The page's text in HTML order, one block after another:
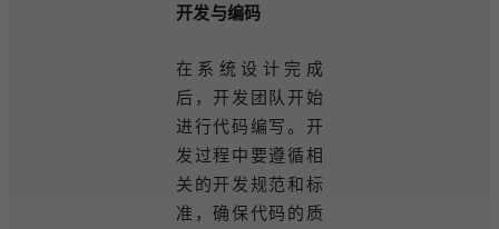
开发与编码
在系统设计完成
后，开发团队开始
进行代码编写。开
发过程中要遵循相
关的开发规范和标
准，确保代码的质